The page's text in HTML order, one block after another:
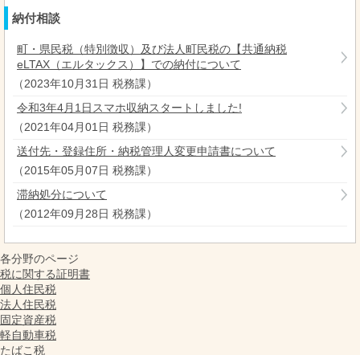
納付相談
町・県民税（特別徴収）及び法人町民税の【共通納税
eLTAX（エルタックス）】での納付について
（2023年10月31日 税務課）
令和3年4月1日スマホ収納スタートしました!
（2021年04月01日 税務課）
送付先・登録住所・納税管理人変更申請書について
（2015年05月07日 税務課）
滞納処分について
（2012年09月28日 税務課）
各分野のページ
税に関する証明書
個人住民税
法人住民税
固定資産税
軽自動車税
たばこ税